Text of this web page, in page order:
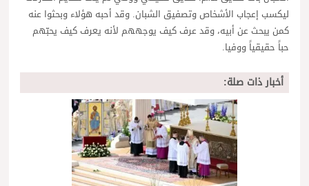
ليكسب إعجاب الأشخاص وتصفيق الشبان. وقد أحبه هؤلاء وبحثوا عنه
كمن يبحث عن أبيه، وقد عرف كيف يوجههم لأنه يعرف كيف يحبّهم
حباً حقيقياً ووفيا.
أخبار ذات صلة: